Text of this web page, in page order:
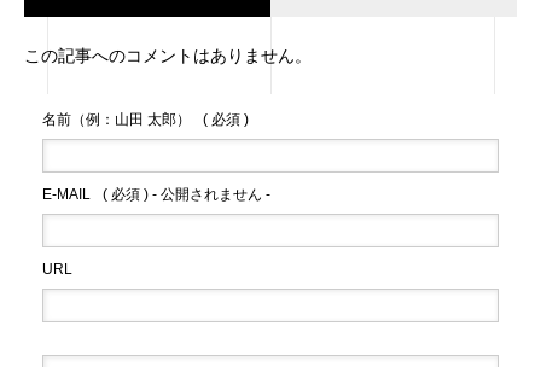
この記事へのコメントはありません。
名前（例：山田 太郎） ( 必須 )
E-MAIL ( 必須 ) - 公開されません -
URL